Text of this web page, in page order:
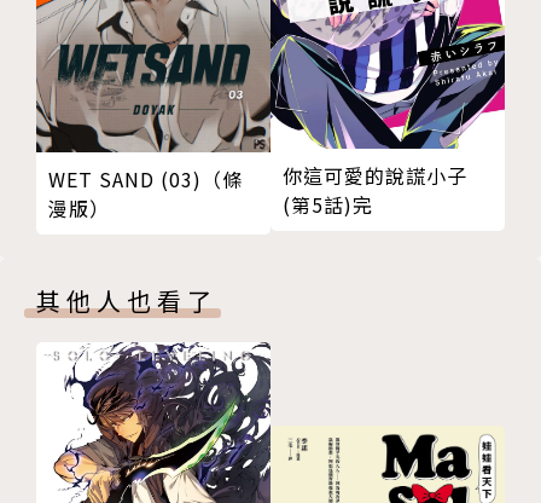
WET SAND (03)（條
漫版）
你這可愛的說謊小子
(第5話)完
其他人也看了